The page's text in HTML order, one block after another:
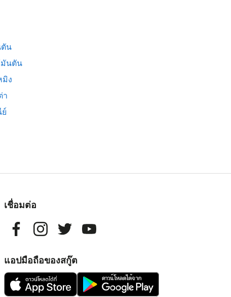
น
นตัน
ง
า
เชื่อมต่อ
แอปมือถือของสกู๊ต